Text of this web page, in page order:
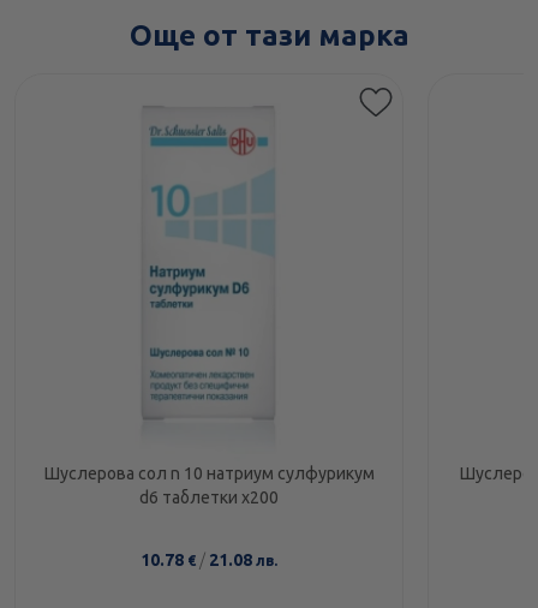
Още от тази марка
Шуслерова сол n 10 натриум сулфурикум
d6 таблетки х200
10.78 € / 21.08 лв.